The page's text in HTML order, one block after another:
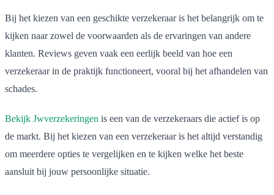
Bij het kiezen van een geschikte verzekeraar is het belangrijk om te
kijken naar zowel de voorwaarden als de ervaringen van andere
klanten. Reviews geven vaak een eerlijk beeld van hoe een
verzekeraar in de praktijk functioneert, vooral bij het afhandelen van
schades.
Bekijk Jwverzekeringen is een van de verzekeraars die actief is op
de markt. Bij het kiezen van een verzekeraar is het altijd verstandig
om meerdere opties te vergelijken en te kijken welke het beste
aansluit bij jouw persoonlijke situatie.